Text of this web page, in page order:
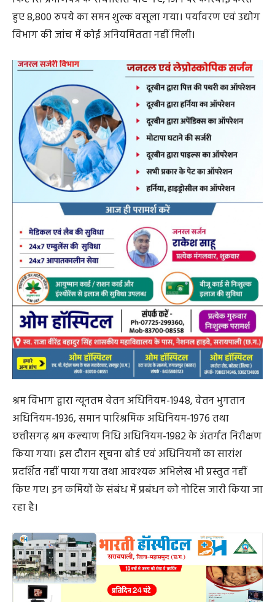
हुए 8,800 रुपये का समन शुल्क वसूला गया। पर्यावरण एवं उद्योग
विभाग की जांच में कोई अनियमितता नहीं मिली।
श्रम विभाग द्वारा न्यूनतम वेतन अधिनियम-1948, वेतन भुगतान
अधिनियम-1936, समान पारिश्रमिक अधिनियम-1976 तथा
छत्तीसगढ़ श्रम कल्याण निधि अधिनियम-1982 के अंतर्गत निरीक्षण
किया गया। इस दौरान सूचना बोर्ड एवं अधिनियमों का सारांश
प्रदर्शित नहीं पाया गया तथा आवश्यक अभिलेख भी प्रस्तुत नहीं
किए गए। इन कमियों के संबंध में प्रबंधन को नोटिस जारी किया जा
रहा है।